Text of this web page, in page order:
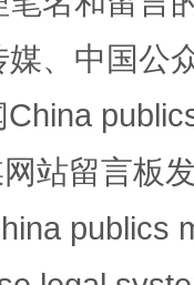
、中国公
站留言板
publics